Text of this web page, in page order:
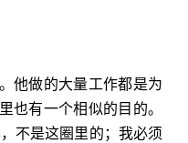
他做的大量工作都是为
也有一个相似的目的。
不是这圈里的；我必须